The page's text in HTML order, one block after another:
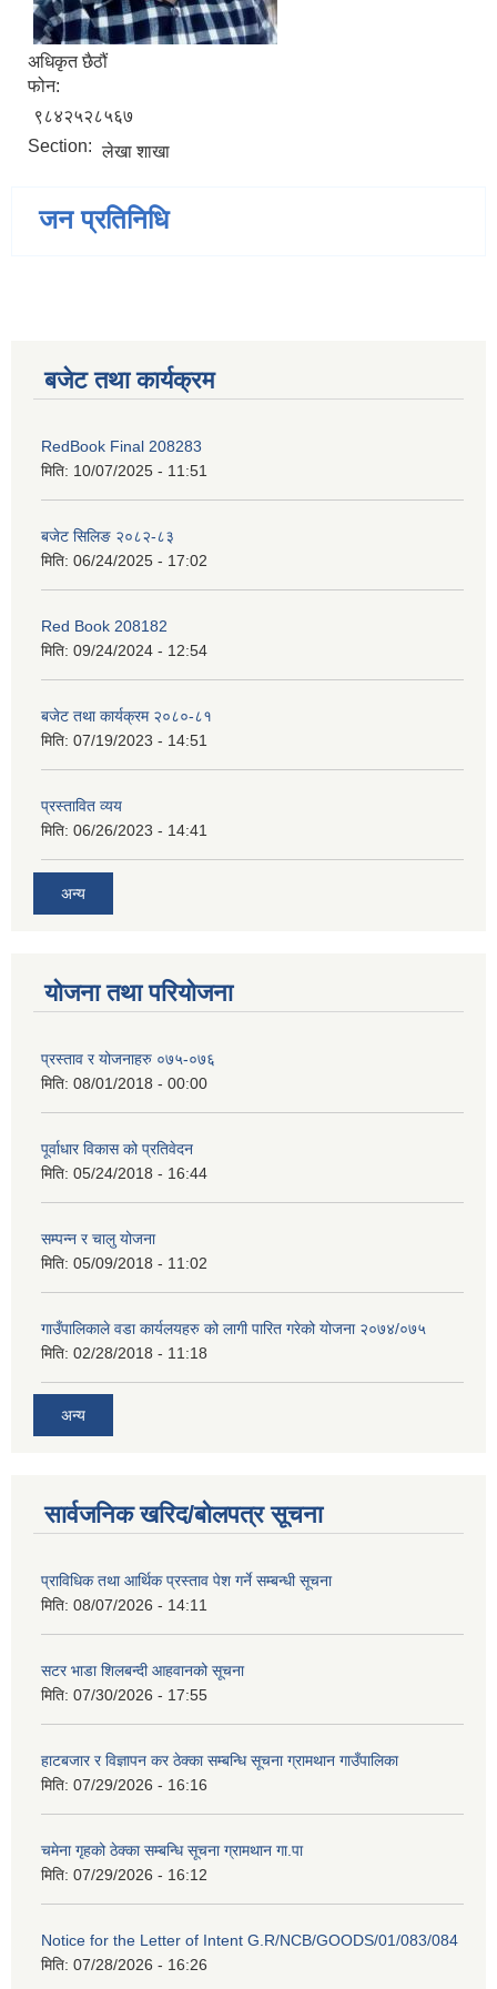
अधिकृत छैठौं
फोन:
९८४२५२८५६७
Section: लेखा शाखा
जन प्रतिनिधि
बजेट तथा कार्यक्रम
RedBook Final 208283
मिति: 10/07/2025 - 11:51
बजेट सिलिङ २०८२-८३
मिति: 06/24/2025 - 17:02
Red Book 208182
मिति: 09/24/2024 - 12:54
बजेट तथा कार्यक्रम २०८०-८१
मिति: 07/19/2023 - 14:51
प्रस्तावित व्यय
मिति: 06/26/2023 - 14:41
अन्य
योजना तथा परियोजना
प्रस्ताव र योजनाहरु ०७५-०७६
मिति: 08/01/2018 - 00:00
पूर्वाधार विकास को प्रतिवेदन
मिति: 05/24/2018 - 16:44
सम्पन्न र चालु योजना
मिति: 05/09/2018 - 11:02
गाउँपालिकाले वडा कार्यलयहरु को लागी पारित गरेको योजना २०७४/०७५
मिति: 02/28/2018 - 11:18
अन्य
सार्वजनिक खरिद/बोलपत्र सूचना
प्राविधिक तथा आर्थिक प्रस्ताव पेश गर्ने सम्बन्धी सूचना
मिति: 08/07/2026 - 14:11
सटर भाडा शिलबन्दी आहवानको सूचना
मिति: 07/30/2026 - 17:55
हाटबजार र विज्ञापन कर ठेक्का सम्बन्धि सूचना ग्रामथान गाउँपालिका
मिति: 07/29/2026 - 16:16
चमेना गृहको ठेक्का सम्बन्धि सूचना ग्रामथान गा.पा
मिति: 07/29/2026 - 16:12
Notice for the Letter of Intent G.R/NCB/GOODS/01/083/084
मिति: 07/28/2026 - 16:26